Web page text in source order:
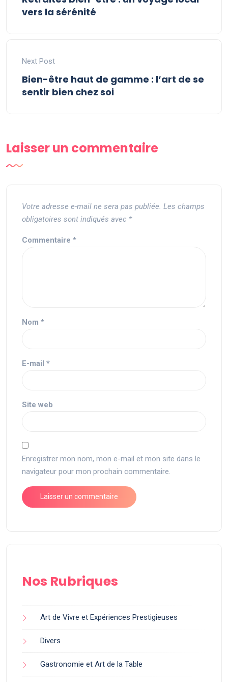
vers la sérénité
Next Post
Bien-être haut de gamme : l’art de se
sentir bien chez soi
Laisser un commentaire
Votre adresse e-mail ne sera pas publiée. Les champs
obligatoires sont indiqués avec *
Commentaire *
Nom *
E-mail *
Site web
Enregistrer mon nom, mon e-mail et mon site dans le
navigateur pour mon prochain commentaire.
Nos Rubriques
Art de Vivre et Expériences Prestigieuses
Divers
Gastronomie et Art de la Table